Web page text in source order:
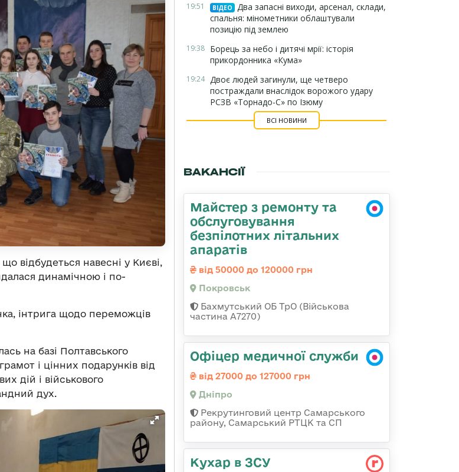
відбудеться навесні у Києві,
динамічною і по-
інтрига щодо переможців
на базі Полтавського
і цінних подарунків від
дій і військового
дух.
19:51 ВІДЕО
Два запасні виходи, арсенал, склади,
спальня: мінометники облаштували
позицію під землею
19:38 Борець за небо і дитячі мрії: історія
прикордонника «Кума»
19:24 Двоє людей загинули, ще четверо
постраждали внаслідок ворожого удару
РСЗВ «Торнадо-С» по Ізюму
ВСІ НОВИНИ
ВАКАНСІЇ
Майстер з ремонту та
обслуговування
безпілотних літальних
апаратів
від 50000 до 120000 грн
Покровськ
Бахмутський ОБ ТрО (Військова
частина А7270)
Офіцер медичної служби
від 27000 до 127000 грн
Дніпро
Рекрутинговий центр Самарського
району, Самарський РТЦК та СП
Кухар в ЗСУ